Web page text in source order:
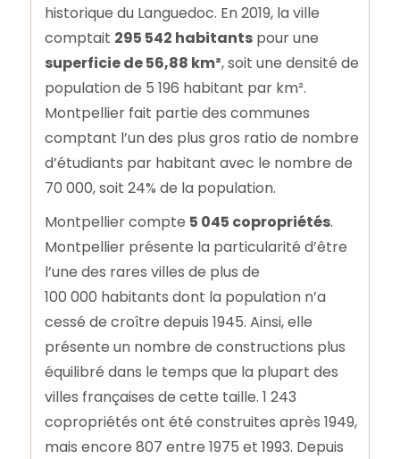
historique du Languedoc. En 2019, la ville
comptait 295 542 habitantspour une
superficie de 56,88 km², soit une densité de
population de 5 196 habitant par km².
Montpellier fait partie des communes
comptant l’un des plus gros ratio de nombre
d’étudiants par habitant avec le nombre de
70 000, soit 24% de la population.
Montpellier compte 5 045 copropriétés.
Montpellier présente la particularité d’être
l’une des rares villes de plus de
100 000 habitants dont la population n’a
cessé de croître depuis 1945. Ainsi, elle
présente un nombre de constructions plus
équilibré dans le temps que la plupart des
villes françaises de cette taille. 1 243
copropriétés ont été construites après 1949,
mais encore 807 entre 1975 et 1993. Depuis